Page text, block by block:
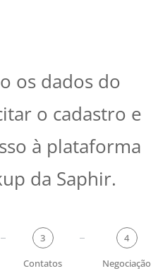
os dados do
o cadastro e
à plataforma
da Saphir.
3
Contatos
4
Negociação